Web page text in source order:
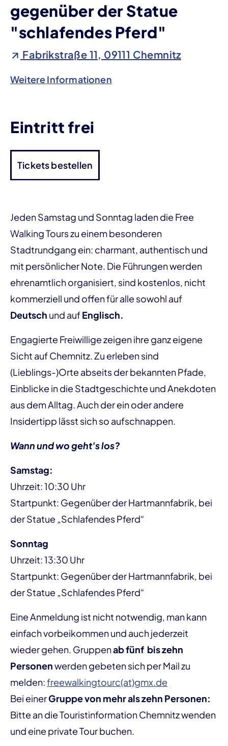
gegenüber der Statue
"schlafendes Pferd"
Fabrikstraße 11, 09111 Chemnitz
Weitere Informationen
Eintritt frei
Tickets bestellen
Jeden Samstag und Sonntag laden die Free
Walking Tours zu einem besonderen
Stadtrundgang ein: charmant, authentisch und
mit persönlicher Note. Die Führungen werden
ehrenamtlich organisiert, sind kostenlos, nicht
kommerziell und offen für alle sowohl auf
Deutsch und aufEnglisch.
Engagierte Freiwillige zeigen ihre ganz eigene
Sicht auf Chemnitz. Zu erleben sind
(Lieblings-)Orte abseits der bekannten Pfade,
Einblicke in die Stadtgeschichte und Anekdoten
aus dem Alltag. Auch der ein oder andere
Insidertipp lässt sich so aufschnappen.
Wann und wo geht's los?
Samstag:
Uhrzeit: 10:30 Uhr
Startpunkt: Gegenüber der Hartmannfabrik, bei
der Statue „Schlafendes Pferd“
Sonntag
Uhrzeit: 13:30 Uhr
Startpunkt: Gegenüber der Hartmannfabrik, bei
der Statue „Schlafendes Pferd“
Eine Anmeldung ist nicht notwendig, man kann
einfach vorbeikommen und auch jederzeit
wieder gehen. Gruppenab fünf bis zehn
Personenwerdengebeten sich per Mail zu
melden:freewalkingtourc(at)gmx.de
Bei einerGruppe von mehr als zehn Personen:
Bitte an die Touristinformation Chemnitz wenden
und eine private Tour buchen.